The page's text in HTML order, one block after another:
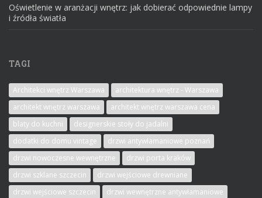
Oświetlenie w aranżacji wnętrz: jak dobierać odpowiednie lampy
i źródła światła
TAGI
Architekci wnętrz Warszawa
architektura wnętrz - Warszawa
architekt wnętrz warszawa
architekt wnętrz warszawa cena
blaty do kuchni
designerskie stoły do jadalni
dodatki do domu vintage
drzwi antywłamaniowe poznań
drzwi nowoczesne wewnętrzne
drzwi porta kraków
drzwi szklane szczecin
drzwi wejściowe drewniane
drzwi wejściowe szczecin
drzwi wewnętrzne antywłamaniowe